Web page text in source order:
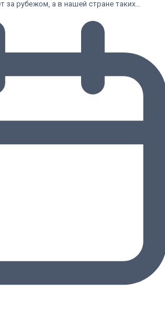
за рубежом, а в нашей стране таких…